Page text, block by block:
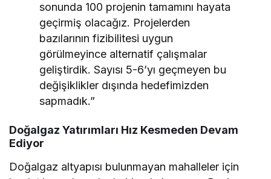
sonunda 100 projenin tamamını hayata
geçirmiş olacağız. Projelerden
bazılarının fizibilitesi uygun
görülmeyince alternatif çalışmalar
geliştirdik. Sayısı 5-6’yı geçmeyen bu
değişiklikler dışında hedefimizden
sapmadık.”
Doğalgaz Yatırımları Hız Kesmeden Devam
Ediyor
Doğalgaz altyapısı bulunmayan mahalleler için